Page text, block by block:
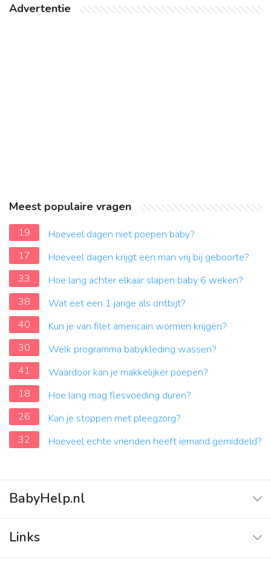
Advertentie
Meest populaire vragen
19
Hoeveel dagen niet poepen baby?
17
Hoeveel dagen krijgt een man vrij bij geboorte?
33
Hoe lang achter elkaar slapen baby 6 weken?
38
Wat eet een 1 jarige als ontbijt?
40
Kun je van filet americain wormen krijgen?
30
Welk programma babykleding wassen?
41
Waardoor kan je makkelijker poepen?
18
Hoe lang mag flesvoeding duren?
26
Kan je stoppen met pleegzorg?
32
Hoeveel echte vrienden heeft iemand gemiddeld?
BabyHelp.nl
Vraag & Antwoord
Links